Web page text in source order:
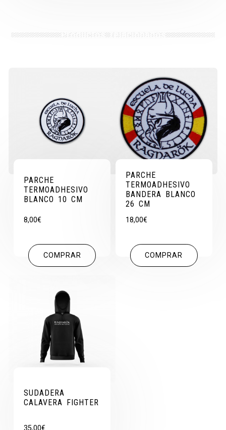
PARCHE
TERMOADHESIVO
BLANCO 10 CM
8,00€
COMPRAR
PARCHE
TERMOADHESIVO
BANDERA BLANCO
26 CM
18,00€
COMPRAR
SUDADERA
CALAVERA FIGHTER
35,00€